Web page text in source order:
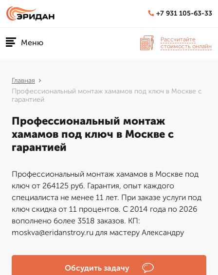
+7 931 105-63-33
Меню
Рассчитайте
стоимость онлайн
Главная
Профессиональный монтаж хамамов под ключ в Москве с
гарантией
Профессиональный монтаж
хамамов под ключ в Москве с
гарантией
Профессиональный монтаж хамамов в Москве под
ключ от 264125 руб. Гарантия, опыт каждого
специалиста не менее 11 лет. При заказе услуги под
ключ скидка от 11 процентов. С 2014 года по 2026
вополнено более 3518 заказов. КП:
moskva@eridanstroy.ru для мастеру Александру
Обсудить задачу